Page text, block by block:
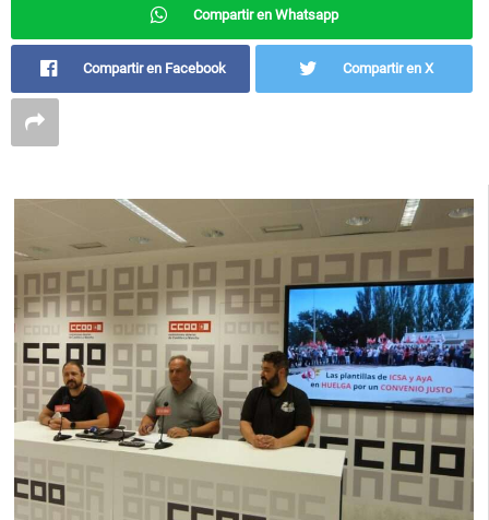
Compartir en Whatsapp
Compartir en Facebook Compartir en X